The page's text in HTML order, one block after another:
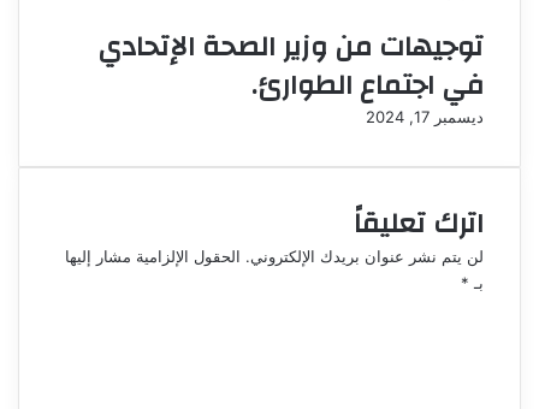
توجيهات من وزير الصحة الإتحادي
في اجتماع الطوارئ.
ديسمبر 17, 2024
اترك تعليقاً
لن يتم نشر عنوان بريدك الإلكتروني. الحقول الإلزامية مشار إليها
بـ *